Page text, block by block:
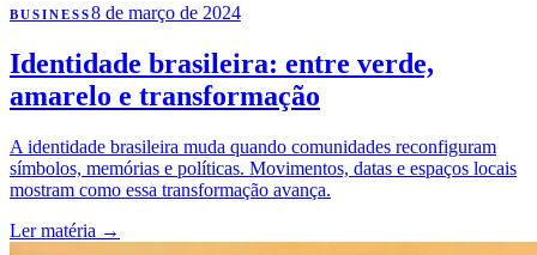
BUSINESS8 de março de 2024
Identidade brasileira: entre verde,
amarelo e transformação
A identidade brasileira muda quando comunidades reconfiguram
símbolos, memórias e políticas. Movimentos, datas e espaços locais
mostram como essa transformação avança.
Ler matéria →